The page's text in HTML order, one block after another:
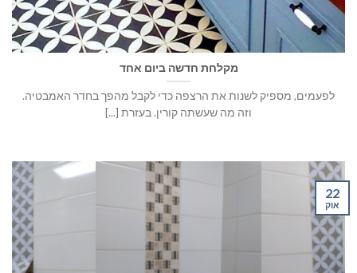
מקלחת חדשה ביום אחד
לפעמים, מספיק לשנות את הרצפה כדי לקבל מהפך בחדר האמבטיה.
וזה מה שעשתה קורין. בעזרת [...]
22
אוק